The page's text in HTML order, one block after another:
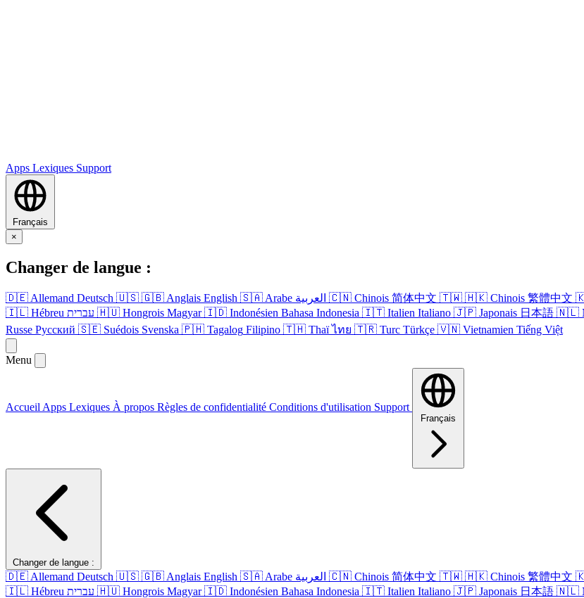
Apps Lexiques Support
Français
×
Changer de langue :
🇩🇪 Allemand Deutsch 🇺🇸 🇬🇧 Anglais English 🇸🇦 Arabe العربية 🇨🇳 Chinois 简体中文 🇹🇼 🇭🇰 Chinois 繁體中文
🇮🇱 Hébreu עברית 🇭🇺 Hongrois Magyar 🇮🇩 Indonésien Bahasa Indonesia 🇮🇹 Italien Italiano 🇯🇵 Japonais 日本語 🇳🇱
Russe Русский 🇸🇪 Suédois Svenska 🇵🇭 Tagalog Filipino 🇹🇭 Thaï ไทย 🇹🇷 Turc Türkçe 🇻🇳 Vietnamien Tiếng Việt
Menu
Accueil Apps Lexiques À propos Règles de confidentialité Conditions d'utilisation Support
Français
Changer de langue :
🇩🇪 Allemand Deutsch 🇺🇸 🇬🇧 Anglais English 🇸🇦 Arabe العربية 🇨🇳 Chinois 简体中文 🇹🇼 🇭🇰 Chinois 繁體中文
🇮🇱 Hébreu עברית 🇭🇺 Hongrois Magyar 🇮🇩 Indonésien Bahasa Indonesia 🇮🇹 Italien Italiano 🇯🇵 Japonais 日本語 🇳🇱